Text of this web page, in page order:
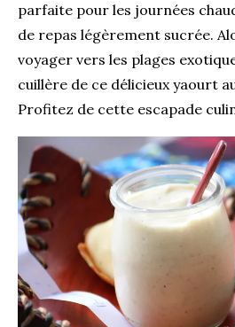
parfaite pour les journées
de repas légèrement sucrée.
voyager vers les plages
cuillère de ce délicieux yaourt
Profitez de cette escapade